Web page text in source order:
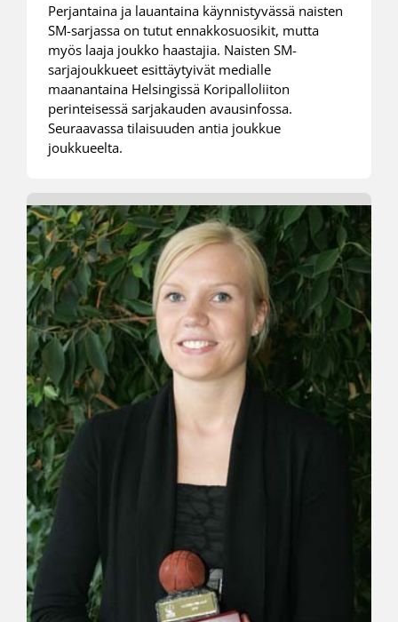
Perjantaina ja lauantaina käynnistyvässä naisten
SM-sarjassa on tutut ennakkosuosikit, mutta
myös laaja joukko haastajia. Naisten SM-
sarjajoukkueet esittäytyivät medialle
maanantaina Helsingissä Koripalloliiton
perinteisessä sarjakauden avausinfossa.
Seuraavassa tilaisuuden antia joukkue
joukkueelta.